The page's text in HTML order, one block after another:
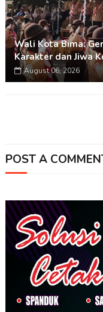
Wali Kota Bima:
Karakter dan Jiwa
August 06, 2026
POST A